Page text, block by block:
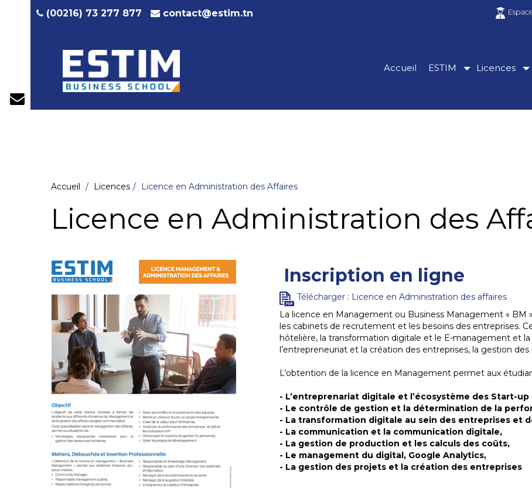
(00216) 73 277 877 contact@estim.tn
Accueil ESTIM Licences
Accueil Licences Licence en Administration des Affaires
Licence en Administration des
Inscription en ligne
Télécharger : Licence en Administration des affaires
La licence en Management ou Business Management « BM
les cabinets de recrutement et les besoins des entreprises.
hôtelière, la transformation digitale et le E-management et
l’entrepreneuriat et la création des entreprises, la gestion
L’obtention de la licence en Management permet aux
- L’entreprenariat digitale et l’écosystème des Start-up
- Le contrôle de gestion et la détermination de la
- La transformation digitale au sein des entreprises et
- La communication et la communication digitale,
- La gestion de production et les calculs des coûts,
- Le management du digital, Google Analytics,
- La gestion des projets et la création des entreprises